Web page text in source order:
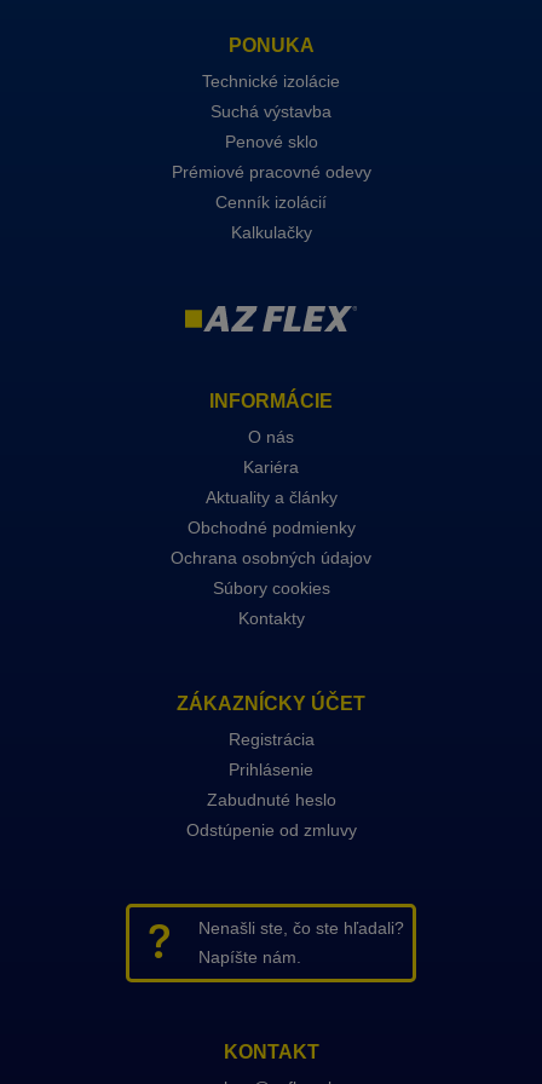
PONUKA
Technické izolácie
Suchá výstavba
Penové sklo
Prémiové pracovné odevy
Cenník izolácií
Kalkulačky
INFORMÁCIE
O nás
Kariéra
Aktuality a články
Obchodné podmienky
Ochrana osobných údajov
Súbory cookies
Kontakty
ZÁKAZNÍCKY ÚČET
Registrácia
Prihlásenie
Zabudnuté heslo
Odstúpenie od zmluvy
Nenašli ste, čo ste hľadali?
Napíšte nám.
KONTAKT